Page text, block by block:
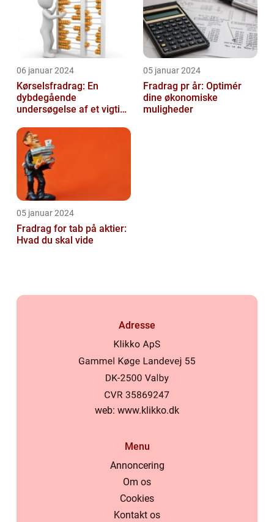
06 januar 2024
Kørselsfradrag: En
dybdegående
undersøgelse af et vigtigt
05 januar 2024
Fradrag pr år: Optimér
dine økonomiske
muligheder
05 januar 2024
Fradrag for tab på aktier:
Hvad du skal vide
Adresse
web: www.klikko.dk
Menu
Annoncering
Om os
Cookies
Kontakt os